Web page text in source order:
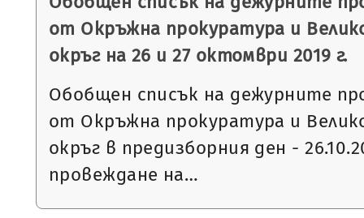
от Окръжна прокуратура и
окръг на 26 и 27 октомври 2019 г.
Обобщен списък на дежурните
от Окръжна прокуратура и
окръг в предизборния ден -
провеждане на…